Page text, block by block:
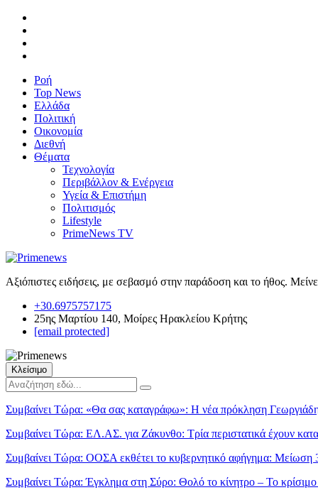
Ροή
Top News
Ελλάδα
Πολιτική
Οικονομία
Διεθνή
Θέματα
Τεχνολογία
Περιβάλλον & Ενέργεια
Υγεία & Επιστήμη
Πολιτισμός
Lifestyle
PrimeNews TV
Αξιόπιστες ειδήσεις, με σεβασμό στην παράδοση και το ήθος.
+30.6975757175
25ης Μαρτίου 140, Μοίρες Ηρακλείου Κρήτης
[email protected]
Κλείσιμο
Συμβαίνει Τώρα: «Θα σας καταγράφω»: Η νέα πρόκληση
Συμβαίνει Τώρα: ΕΛ.ΑΣ. για Ζάκυνθο: Τρία περιστατικά έχουν
Συμβαίνει Τώρα: ΟΟΣΑ εκθέτει το κυβερνητικό αφήγημα: Μείωση
Συμβαίνει Τώρα: Έγκλημα στη Σύρο: Θολό το κίνητρο – Το κρίσιμο